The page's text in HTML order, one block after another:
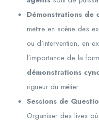
Démonstrations de
mettre en scène des
ou d’intervention, en
l’importance de la
démonstrations
rigueur du métier.
Sessions de
Organiser des lives où